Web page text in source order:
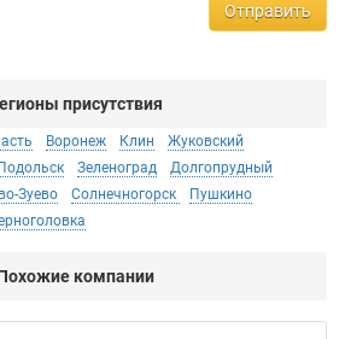
Отправить
присутствия
Воронеж Клин
Жуковский
Подольск Зеленоград
Долгопрудный
Зуево Солнечногорск
Пушкино
компании